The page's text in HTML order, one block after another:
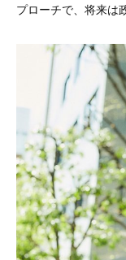
プローチで、将来は